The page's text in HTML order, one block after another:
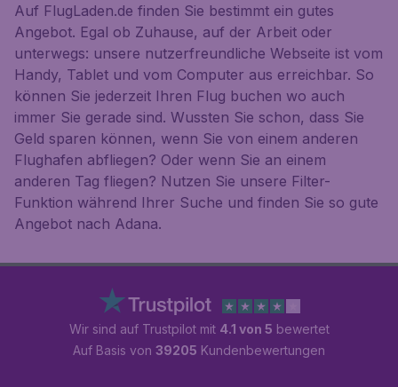
Auf FlugLaden.de finden Sie bestimmt ein gutes
Angebot. Egal ob Zuhause, auf der Arbeit oder
unterwegs: unsere nutzerfreundliche Webseite ist vom
Handy, Tablet und vom Computer aus erreichbar. So
können Sie jederzeit Ihren Flug buchen wo auch
immer Sie gerade sind. Wussten Sie schon, dass Sie
Geld sparen können, wenn Sie von einem anderen
Flughafen abfliegen? Oder wenn Sie an einem
anderen Tag fliegen? Nutzen Sie unsere Filter-
Funktion während Ihrer Suche und finden Sie so gute
Angebot nach Adana.
Wir sind auf Trustpilot mit 4.1 von 5 bewertet
Auf Basis von 39205 Kundenbewertungen